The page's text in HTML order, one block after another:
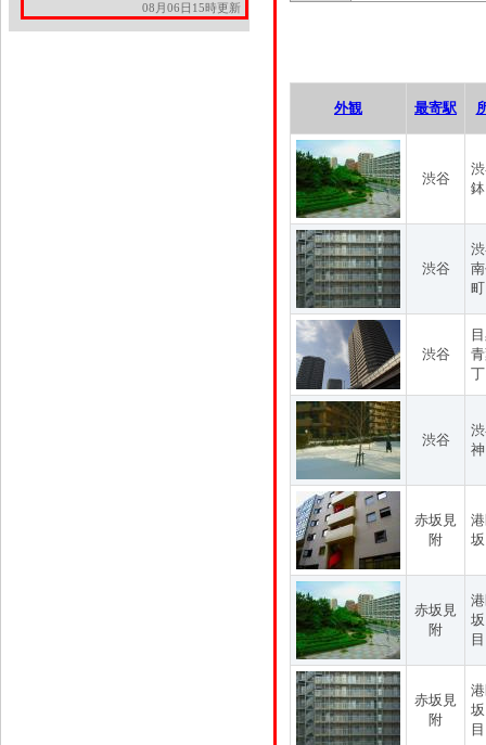
08月06日15時更新
外観 最寄駅
渋谷
渋谷
渋谷
渋谷
赤坂見
附
赤坂見
附
目
赤坂見
附
目